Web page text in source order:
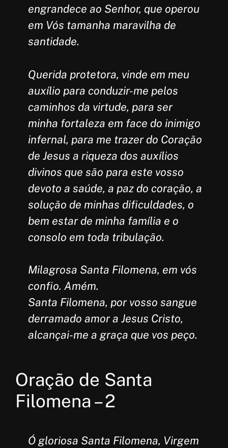
engrandece ao Senhor, que operou
em Vós tamanha maravilha de
santidade.
Querida protetora, vinde em meu
auxílio para conduzir-me pelos
caminhos da virtude, para ser
minha fortaleza em face do inimigo
infernal, para me trazer do Coração
de Jesus a riqueza dos auxílios
divinos que são para este vosso
devoto a saúde, a paz do coração, a
solução de minhas dificuldades, o
bem estar de minha família e o
consolo em toda tribulação.
Milagrosa Santa Filomena, em vós
confio. Amém.
Santa Filomena, por vosso sangue
derramado amor a Jesus Cristo,
alcançai-me a graça que vos peço.
Oração de Santa
Filomena – 2
Ó gloriosa Santa Filomena, Virgem